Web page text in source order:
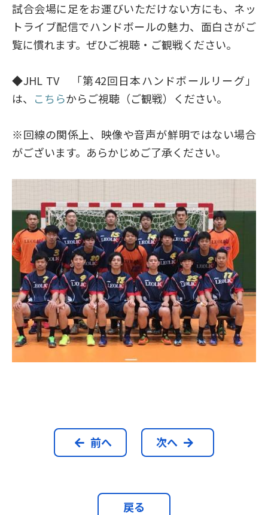
試合会場に足をお運びいただけない方にも、ネッ
トライブ配信でハンドボールの魅力、面白さがご
覧に慣れます。ぜひご視聴・ご観戦ください。
◆JHL TV 「第42回日本ハンドボールリーグ」
は、
こちらからご視聴（ご観戦）ください。
※回線の関係上、映像や音声が鮮明ではない場合
がございます。あらかじめご了承ください。
前へ 次へ
戻る